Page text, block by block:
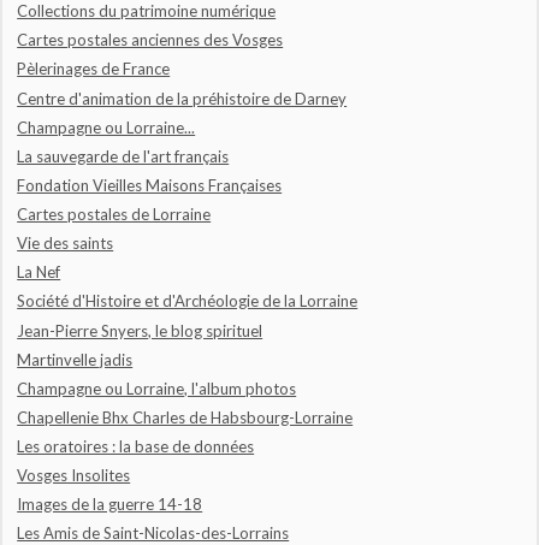
Collections du patrimoine numérique
Cartes postales anciennes des Vosges
Pèlerinages de France
Centre d'animation de la préhistoire de Darney
Champagne ou Lorraine...
La sauvegarde de l'art français
Fondation Vieilles Maisons Françaises
Cartes postales de Lorraine
Vie des saints
La Nef
Société d'Histoire et d'Archéologie de la Lorraine
Jean-Pierre Snyers, le blog spirituel
Martinvelle jadis
Champagne ou Lorraine, l'album photos
Chapellenie Bhx Charles de Habsbourg-Lorraine
Les oratoires : la base de données
Vosges Insolites
Images de la guerre 14-18
Les Amis de Saint-Nicolas-des-Lorrains